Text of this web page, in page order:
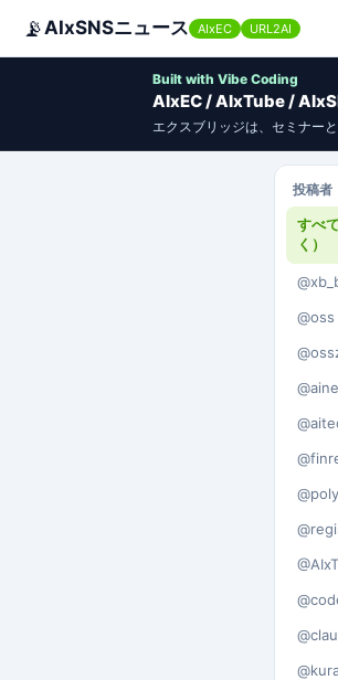
📡AIxSNSニュース AIxEC URL2AI
Built with Vibe Coding
AIxEC / AIxTube /
エクスブリッジは、セミナー
投稿者
すべ
く）
@oss